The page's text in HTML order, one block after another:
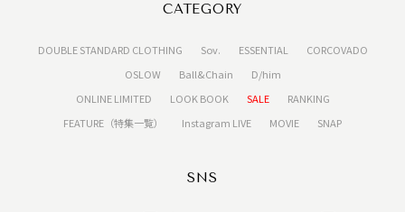
CATEGORY
DOUBLE STANDARD CLOTHING Sov. ESSENTIAL
CORCOVADO
OSLOW
Ball&Chain
D/him
ONLINE LIMITED
LOOK BOOK SALE
RANKING
FEATURE（特集一覧）
Instagram LIVE MOVIE SNAP
SNS